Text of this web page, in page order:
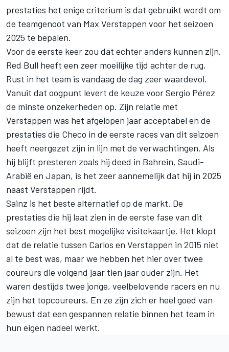
prestaties het enige criterium is dat gebruikt wordt om
de teamgenoot van Max Verstappen voor het seizoen
2025 te bepalen.
Voor de eerste keer zou dat echter anders kunnen zijn.
Red Bull heeft een zeer moeilijke tijd achter de rug.
Rust in het team is vandaag de dag zeer waardevol.
Vanuit dat oogpunt levert de keuze voorSergio Pérez
de minste onzekerheden op. Zijn relatie met
Verstappen was het afgelopen jaar acceptabel en de
prestaties die Checo in de eerste races van dit seizoen
heeft neergezet zijn in lijn met de verwachtingen. Als
hij blijft presteren zoals hij deed in Bahrein, Saudi-
Arabië en Japan, is het zeer aannemelijk dat hij in 2025
naast Verstappen rijdt.
Sainz is het beste alternatief op de markt. De
prestaties die hij laat zien in de eerste fase van dit
seizoen zijn het best mogelijke visitekaartje. Het klopt
dat de relatie tussen Carlos en Verstappen in 2015 niet
al te best was, maar we hebben het hier over twee
coureurs die volgend jaar tien jaar ouder zijn. Het
waren destijds twee jonge, veelbelovende racers en nu
zijn het topcoureurs. En ze zijn zich er heel goed van
bewust dat een gespannen relatie binnen het team in
hun eigen nadeel werkt.